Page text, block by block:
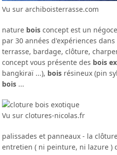
Vu sur archiboisterrasse.com
nature bois concept est un
par 30 années d'expériences
terrasse, bardage, clôture,
concept vous présente des bois
bangkiraï ...), bois résineux (pin
bois ...
Vu sur clotures-nicolas.fr
palissades et panneaux - la
entretien ( ni peinture, ni lazure )